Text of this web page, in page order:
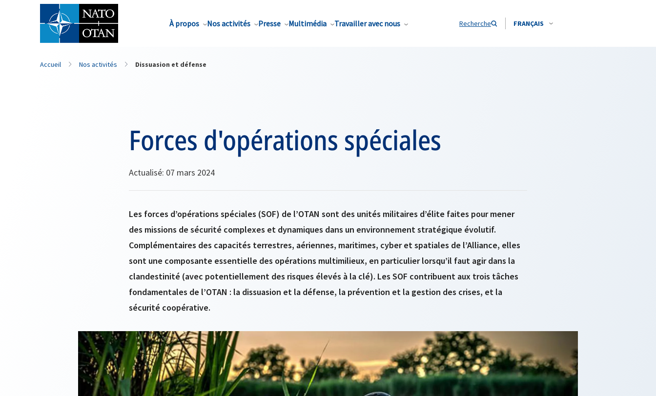
À propos Nos activités Presse Multimédia Travailler avec nous Recherche FRANÇAIS
Nom de famille*
Accueil Nos activités Dissuasion et défense
Forces d'opérations spéciales
Actualisé: 07 mars 2024
Les forces d’opérations spéciales (SOF) de l’OTAN sont des unités militaires d’élite faites pour mener
des missions de sécurité complexes et dynamiques dans un environnement stratégique évolutif.
Complémentaires des capacités terrestres, aériennes, maritimes, cyber et spatiales de l’Alliance, elles
sont une composante essentielle des opérations multimilieux, en particulier lorsqu’il faut agir dans la
clandestinité (avec potentiellement des risques élevés à la clé). Les SOF contribuent aux trois tâches
fondamentales de l’OTAN : la dissuasion et la défense, la prévention et la gestion des crises, et la
sécurité coopérative.